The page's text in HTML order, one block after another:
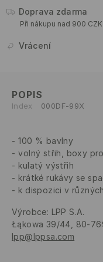
Doprava zdarma
Při nákupu nad 900 CZK
Vrácení
POPIS
Index 000DF-99X
100 % bavlny
volný střih, boxy
kulatý výstřih
krátké rukávy se
k dispozici v
Výrobce: LPP S.A.
Łąkowa 39/44, 80-
lpp@lppsa.com